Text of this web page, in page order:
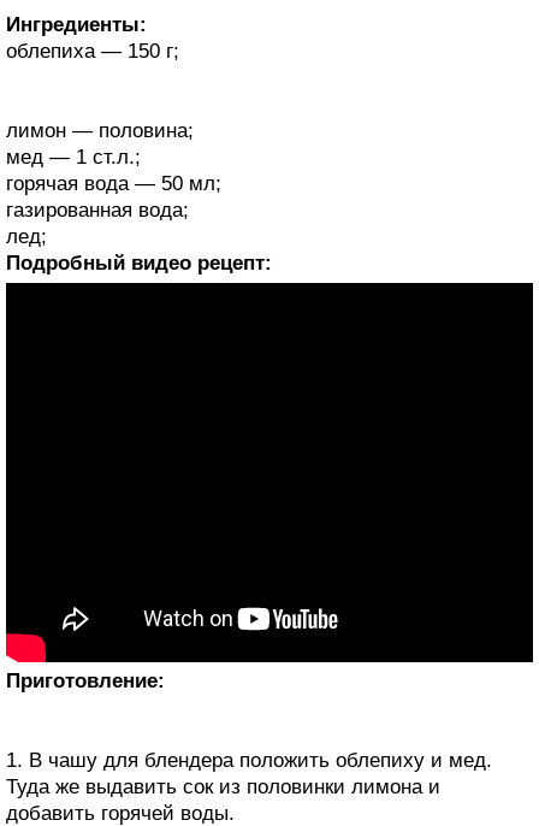
Ингредиенты:
облепиха — 150 г;
лимон — половина;
мед — 1 ст.л.;
горячая вода — 50 мл;
газированная вода;
лед;
Подробный видео рецепт:
Приготовление:
1. В чашу для блендера положить облепиху и мед.
Туда же выдавить сок из половинки лимона и
добавить горячей воды.